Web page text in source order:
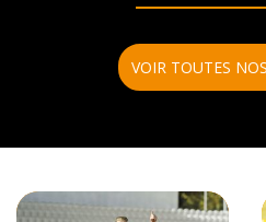
VOIR TOUTES